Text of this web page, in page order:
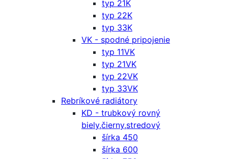
typ 21K
typ 22K
typ 33K
VK - spodné pripojenie
typ 11VK
typ 21VK
typ 22VK
typ 33VK
Rebríkové radiátory
KD - trubkový rovný
biely,čierny,stredový
šírka 450
šírka 600